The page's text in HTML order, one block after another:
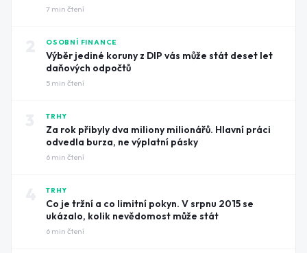
7 min čtení
OSOBNÍ FINANCE
Výběr jediné koruny z DIP vás může stát deset let
daňových odpočtů
5 min čtení
TRHY
Za rok přibyly dva miliony milionářů. Hlavní práci
odvedla burza, ne výplatní pásky
6 min čtení
TRHY
Co je tržní a co limitní pokyn. V srpnu 2015 se
ukázalo, kolik nevědomost může stát
6 min čtení